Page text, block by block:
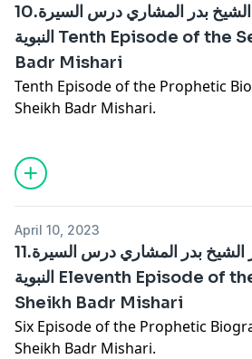
10.الحلقة العاشرة الشيخ بدر المشاري درس السيرة
النبوية Tenth Episode of the Seerah - Sheikh
Badr Mishari
Tenth Episode of the Prophetic
Sheikh Badr Mishari.
April 10, 2023
11.الحلقة الحادية عشر الشيخ بدر المشاري درس السيرة
النبوية Eleventh Episode of the Seerah -
Sheikh Badr Mishari
Six Episode of the Prophetic
Sheikh Badr Mishari.